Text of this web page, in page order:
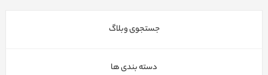
جستجوی وبلاگ
دسته بندی ها